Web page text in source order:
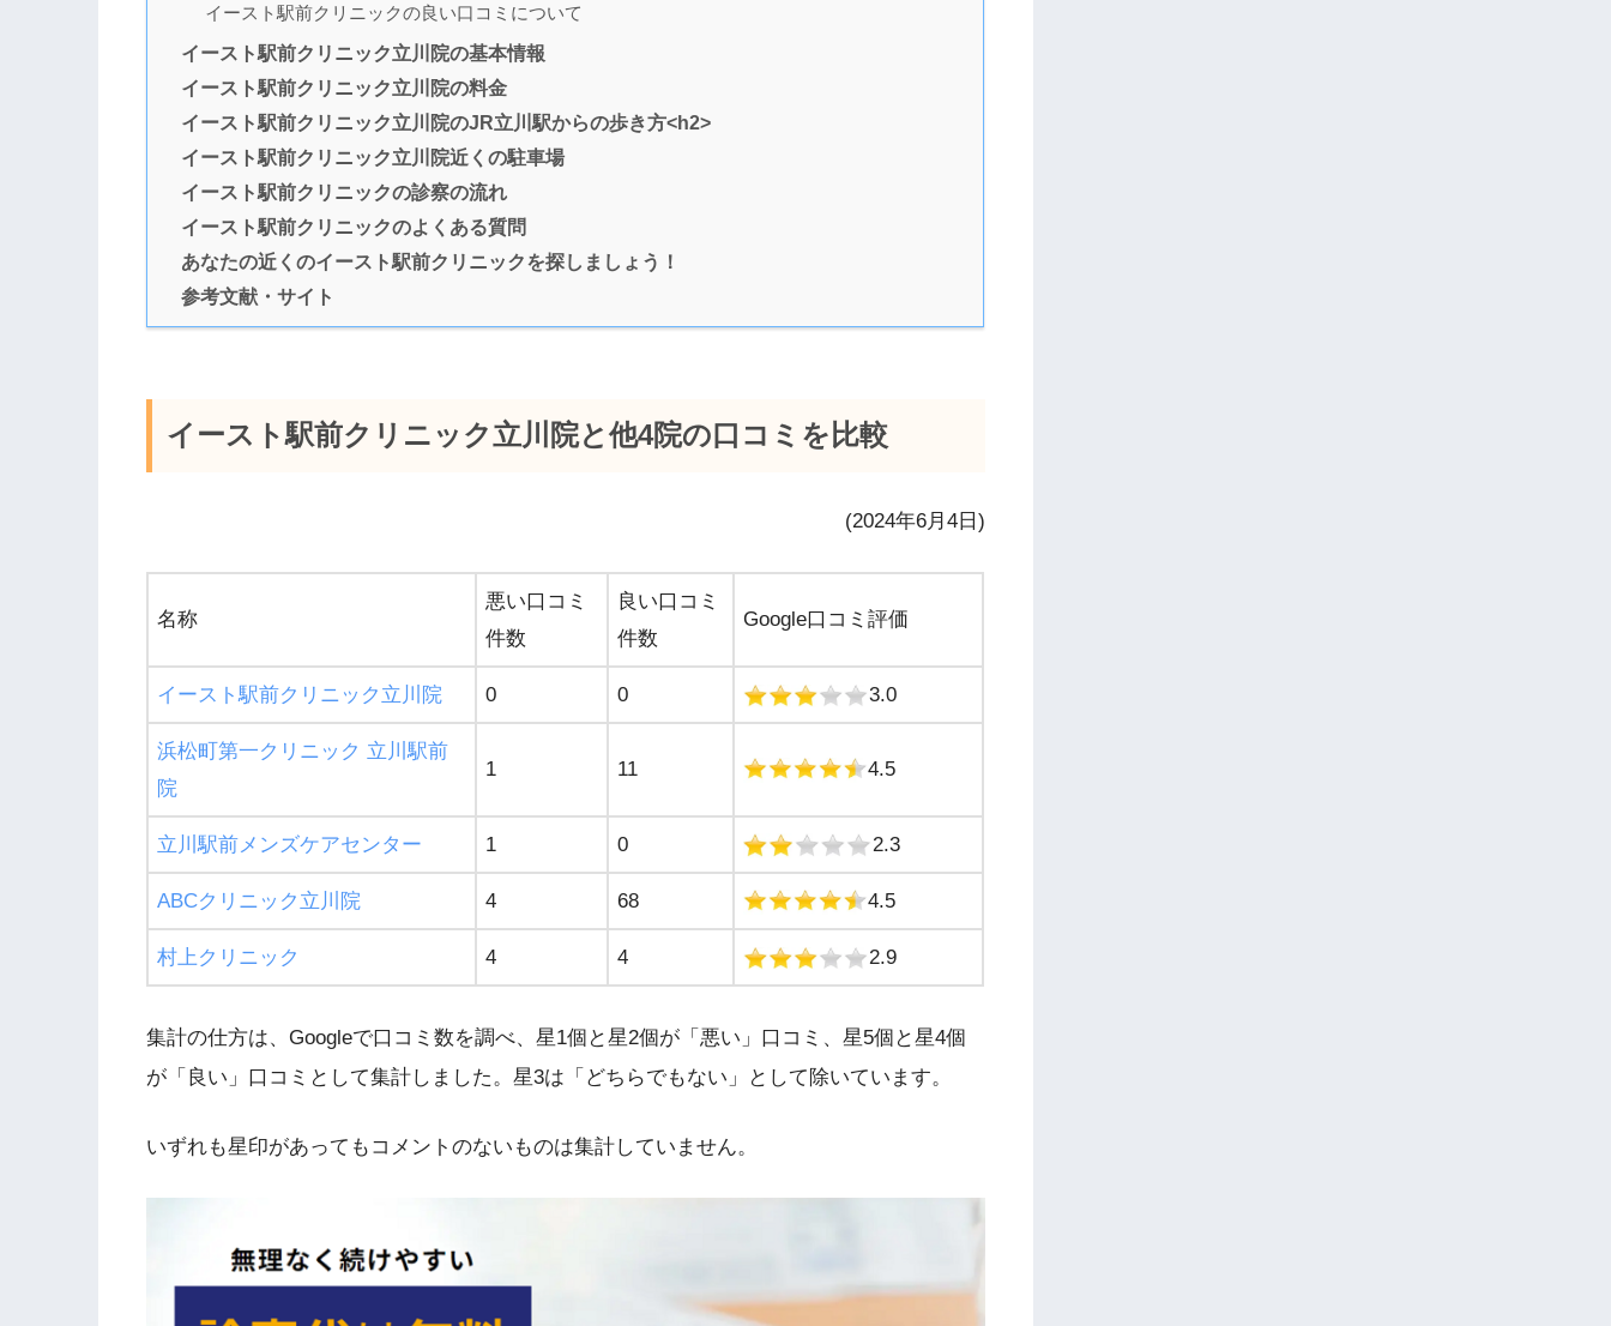
イースト駅前クリニックの良い口コミについて
イースト駅前クリニック立川院の基本情報
イースト駅前クリニック立川院の料金
イースト駅前クリニック立川院のJR立川駅からの歩き方<h2>
イースト駅前クリニック立川院近くの駐車場
イースト駅前クリニックの診察の流れ
イースト駅前クリニックのよくある質問
あなたの近くのイースト駅前クリニックを探しましょう！
参考文献・サイト
イースト駅前クリニック立川院と他4院の口コミを比較
(2024年6月4日)
名称
悪い口コミ
件数
良い口コミ
件数
Google口コミ評価
イースト駅前クリニック立川院 0 0 3.0
浜松町第一クリニック 立川駅前
院
1 11 4.5
立川駅前メンズケアセンター 1 0 2.3
ABCクリニック立川院 4 68 4.5
村上クリニック 4 4 2.9
集計の仕方は、Googleで口コミ数を調べ、星1個と星2個が「悪い」口コミ、星5個と星4個
が「良い」口コミとして集計しました。星3は「どちらでもない」として除いています。
いずれも星印があってもコメントのないものは集計していません。